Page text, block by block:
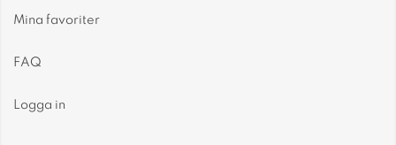
Mina favoriter
FAQ
Logga in